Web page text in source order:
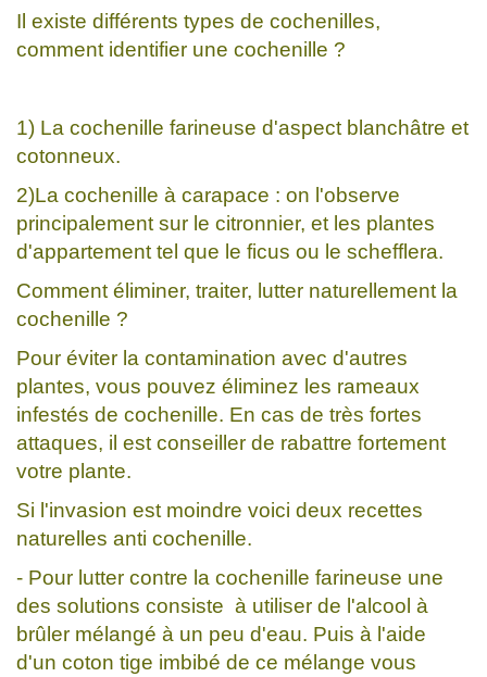
Il existe différents types de cochenilles,
comment identifier une cochenille ?
1) La cochenille farineuse d'aspect blanchâtre et
cotonneux.
2)La cochenille à carapace : on l'observe
principalement sur le citronnier, et les plantes
d'appartement tel que le ficus ou le schefflera.
Comment éliminer, traiter, lutter naturellement la
cochenille ?
Pour éviter la contamination avec d'autres
plantes, vous pouvez éliminez les rameaux
infestés de cochenille. En cas de très fortes
attaques, il est conseiller de rabattre fortement
votre plante.
Si l'invasion est moindre voici deux recettes
naturelles anti cochenille.
- Pour lutter contre la cochenille farineuse une
des solutions consiste à utiliser de l'alcool à
brûler mélangé à un peu d'eau. Puis à l'aide
d'un coton tige imbibé de ce mélange vous